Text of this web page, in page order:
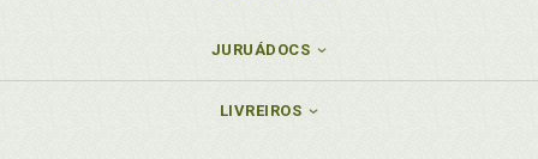
JURUÁDOCS
LIVREIROS